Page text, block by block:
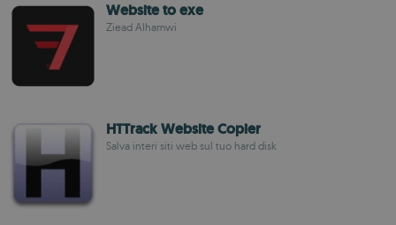
Website to exe
Ziead Alhamwi
HTTrack Website Copier
Salva interi siti web sul tuo hard disk